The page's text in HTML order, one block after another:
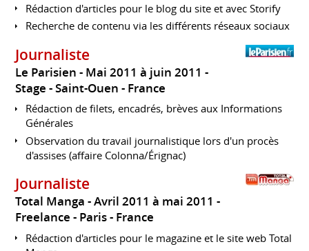
Rédaction d'articles pour le blog du site et avec Storify
Recherche de contenu via les différents réseaux sociaux
Journaliste
Le Parisien
Mai 2011 à juin 2011
Stage
Saint-Ouen France
Rédaction de filets, encadrés, brèves aux Informations
Générales
Observation du travail journalistique lors d'un procès
d'assises (affaire Colonna/Érignac)
Journaliste
Total Manga
Avril 2011 à mai 2011
Freelance
Paris France
Rédaction d'articles pour le magazine et le site web Total